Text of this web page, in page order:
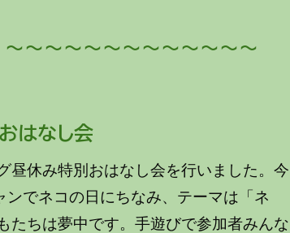
～～～～～～～
はなし会
休み特別おはなし会を行いました。今
でネコの日にちなみ、テーマは「ネ
たちは夢中です。手遊びで参加者みんな